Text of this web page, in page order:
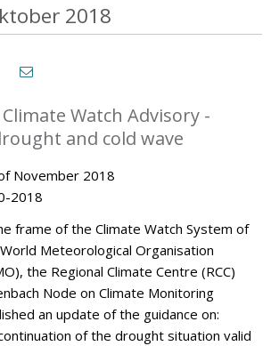
2018
Watch Advisory -
and cold wave
November 2018
2018
frame of the Climate Watch System of
Meteorological Organisation
the Regional Climate Centre (RCC)
Node on Climate Monitoring
an update of the guidance on:
of the drought situation valid